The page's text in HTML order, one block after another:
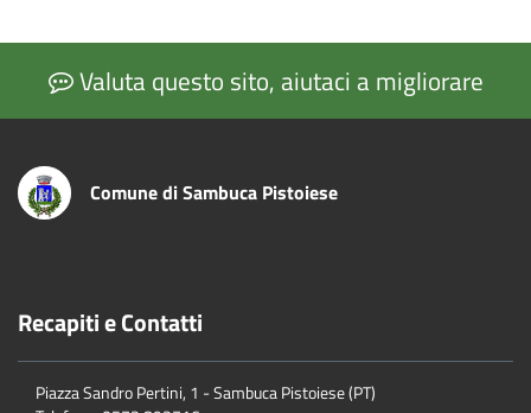
Valuta questo sito, aiutaci a migliorare
Comune di Sambuca Pistoiese
Recapiti e Contatti
Piazza Sandro Pertini, 1 - Sambuca Pistoiese (PT)